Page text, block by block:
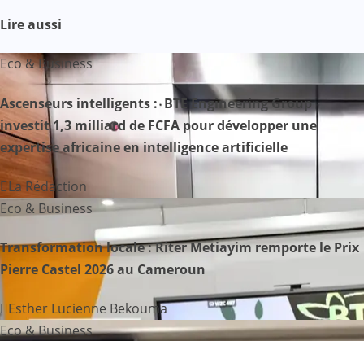
g
a
t
i
o
n
d
e
l
’
Lire aussi
Eco & Business
Ascenseurs intelligents : BTE Engineering Group
investit 1,3 milliard de FCFA pour développer une
expertise africaine en intelligence artificielle
La Rédaction
Eco & Business
Transformation locale : Riter Metiayim remporte le Prix
Pierre Castel 2026 au Cameroun
Esther Lucienne Bekouma
Eco & Business